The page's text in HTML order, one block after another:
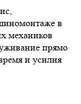
в
механиков
прямо
и усилия